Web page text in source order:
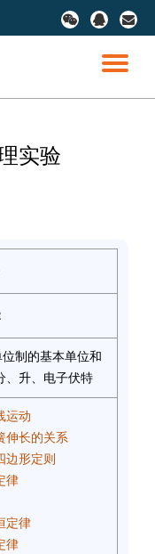
fa-
wechat
fa-
qq
fa-
切
实验
制的基本单位和
、升、电子伏特
运动
伸长的关系
边形定则
律
定律
律